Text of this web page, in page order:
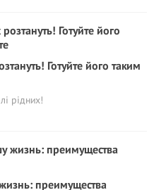
Готуйте його таким
рідних!
преимущества